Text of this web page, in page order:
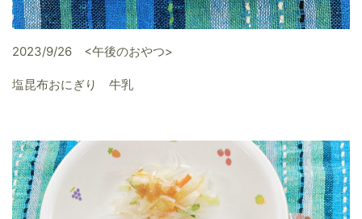
2023/9/26 <午後のおやつ>
塩昆布おにぎり 牛乳